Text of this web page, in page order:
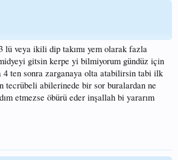
lü veya ikili dip takımı yem olarak fazla
gitsin kerpe yi bilmiyorum gündüz için
4 ten sonra zarganaya olta atabilirsin tabi ilk
tecrübeli abilerinede bir sor buralardan ne
etmezse öbürü eder inşallah bi yararım